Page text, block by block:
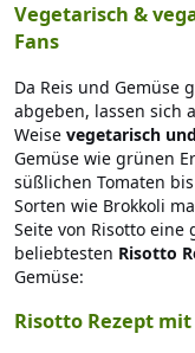
Vegetarisch &
Fans
Da Reis und Gemüse
abgeben, lassen sich
Weise vegetarisch
Gemüse wie grünen
süßlichen Tomaten
Sorten wie Brokkoli
Seite von Risotto
beliebtesten Risotto
Gemüse:
Risotto Rezept